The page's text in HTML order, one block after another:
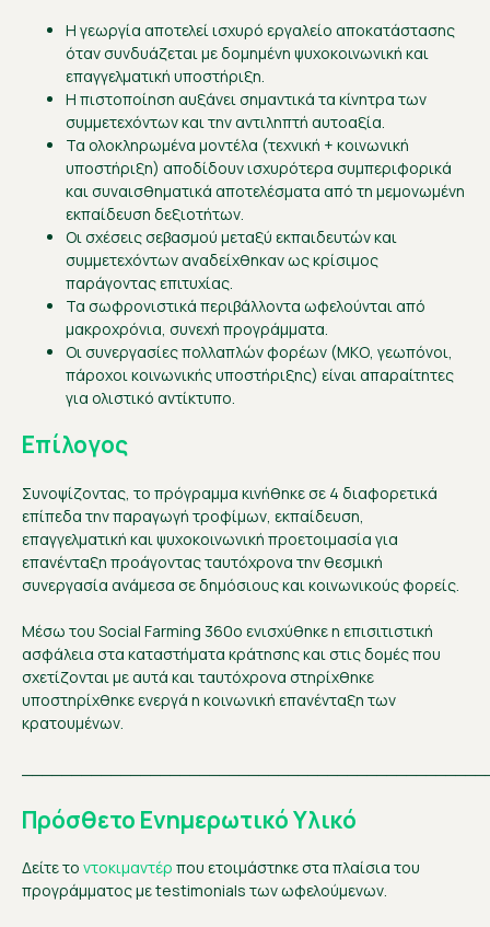
Η γεωργία αποτελεί ισχυρό εργαλείο αποκατάστασης
όταν συνδυάζεται με δομημένη ψυχοκοινωνική και
επαγγελματική υποστήριξη.
Η πιστοποίηση αυξάνει σημαντικά τα κίνητρα των
συμμετεχόντων και την αντιληπτή αυτοαξία.
Τα ολοκληρωμένα μοντέλα (τεχνική + κοινωνική
υποστήριξη) αποδίδουν ισχυρότερα συμπεριφορικά
και συναισθηματικά αποτελέσματα από τη μεμονωμένη
εκπαίδευση δεξιοτήτων.
Οι σχέσεις σεβασμού μεταξύ εκπαιδευτών και
συμμετεχόντων αναδείχθηκαν ως κρίσιμος
παράγοντας επιτυχίας.
Τα σωφρονιστικά περιβάλλοντα ωφελούνται από
μακροχρόνια, συνεχή προγράμματα.
Οι συνεργασίες πολλαπλών φορέων (ΜΚΟ, γεωπόνοι,
πάροχοι κοινωνικής υποστήριξης) είναι απαραίτητες
για ολιστικό αντίκτυπο.
Επίλογος
Συνοψίζοντας, το πρόγραμμα κινήθηκε σε 4 διαφορετικά
επίπεδα την παραγωγή τροφίμων, εκπαίδευση,
επαγγελματική και ψυχοκοινωνική προετοιμασία για
επανένταξη προάγοντας ταυτόχρονα την θεσμική
συνεργασία ανάμεσα σε δημόσιους και κοινωνικούς φορείς.
Μέσω του Social Farming 360ο ενισχύθηκε η επισιτιστική
ασφάλεια στα καταστήματα κράτησης και στις δομές που
σχετίζονται με αυτά και ταυτόχρονα στηρίχθηκε
υποστηρίχθηκε ενεργά η κοινωνική επανένταξη των
κρατουμένων.
Πρόσθετο Ενημερωτικό Υλικό
Δείτε το ντοκιμαντέρ που ετοιμάστηκε στα πλαίσια του
προγράμματος με testimonials των ωφελούμενων.